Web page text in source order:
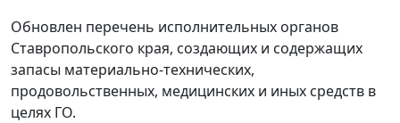
Обновлен перечень исполнительных органов
Ставропольского края, создающих и содержащих
запасы материально-технических,
продовольственных, медицинских и иных средств в
целях ГО.